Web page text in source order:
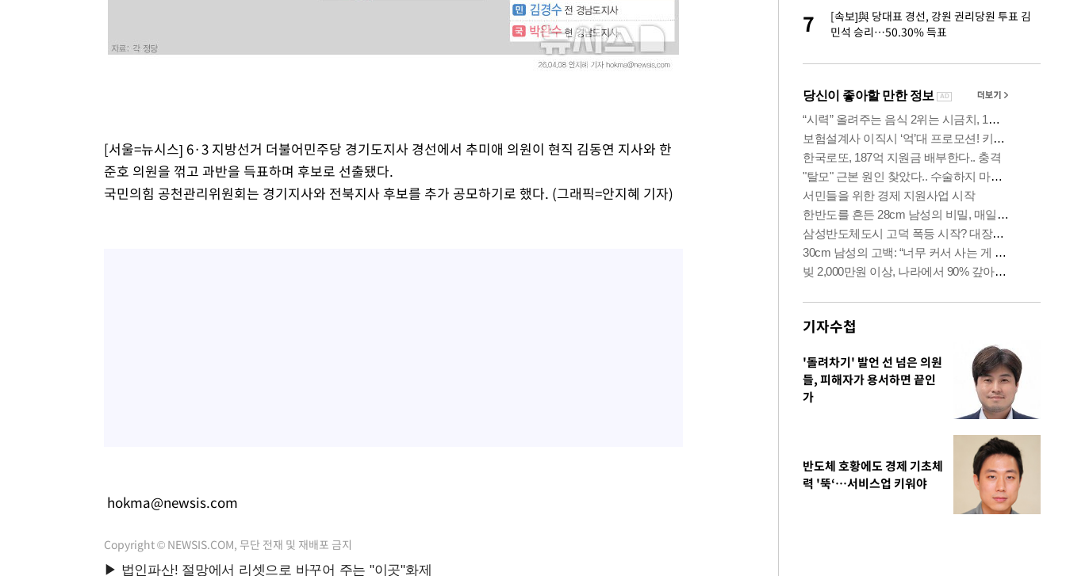
[서울=뉴시스] 6·3 지방선거 더불어민주당 경기도지사 경선에서 추미애 의원이 현직 김동연 지사와 한
준호 의원을 꺾고 과반을 득표하며 후보로 선출됐다.
국민의힘 공천관리위원회는 경기지사와 전북지사 후보를 추가 공모하기로 했다. (그래픽=안지혜 기자)
hokma@newsis.com
Copyright © NEWSIS.COM, 무단 전재 및 재배포 금지
7
손흥민, 68분 뛰고 2경기 침묵…LAFC, 톨루
카에 1-0 승리(종합)
7
[속보]與 당대표 경선, 강원 권리당원 투표 김
민석 승리…50.30% 득표
기자수첩
'돌려차기' 발언 선 넘은 의원
들, 피해자가 용서하면 끝인
가
반도체 호황에도 경제 기초체
력 '뚝‘…서비스업 키워야